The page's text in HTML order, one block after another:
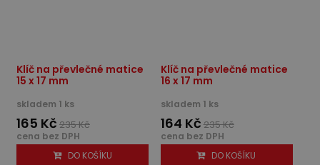
Klíč na převlečné matice
15 x 17 mm
skladem 1 ks
165 Kč 235 Kč
cena bez DPH
DO KOŠÍKU
Klíč na převlečné matice
16 x 17 mm
skladem 1 ks
164 Kč 235 Kč
cena bez DPH
DO KOŠÍKU